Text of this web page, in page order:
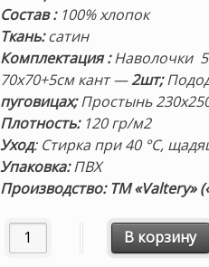
Состав: 100% хлопок
Ткань:сатин
Комплектация:Наволочки
70х70+5см кант —2шт;
пуговицах;Простынь
Плотность: 120 гр/м2
Уход: Стирка при 40 °С,
Упаковка:ПВХ
Производство: ТМ «Valtery»
Количество товараВ корзину